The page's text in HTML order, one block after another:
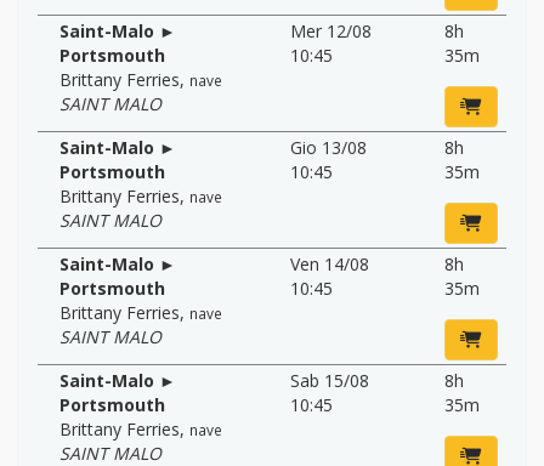
Saint-Malo ►
Portsmouth
Brittany Ferries, nave
SAINT MALO
Mer 12/08
10:45
8h
35m
Saint-Malo ►
Portsmouth
Brittany Ferries, nave
SAINT MALO
Gio 13/08
10:45
8h
35m
Saint-Malo ►
Portsmouth
Brittany Ferries, nave
SAINT MALO
Ven 14/08
10:45
8h
35m
Saint-Malo ►
Portsmouth
Brittany Ferries, nave
SAINT MALO
Sab 15/08
10:45
8h
35m